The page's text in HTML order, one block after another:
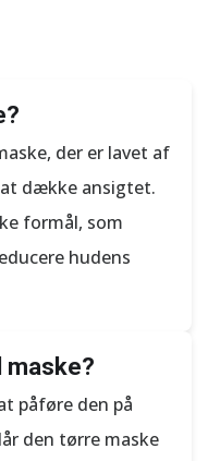
der er lavet af
dække ansigtet.
formål, som
hudens
maske?
påføre den på
den tørre maske